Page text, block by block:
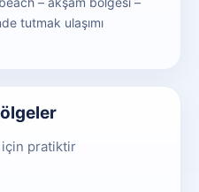
tutmak ulaşımı
için pratiktir